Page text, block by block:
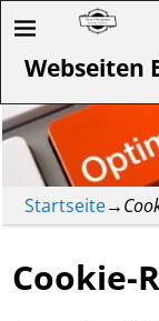
Webseiten
Startseite→
Cookie-